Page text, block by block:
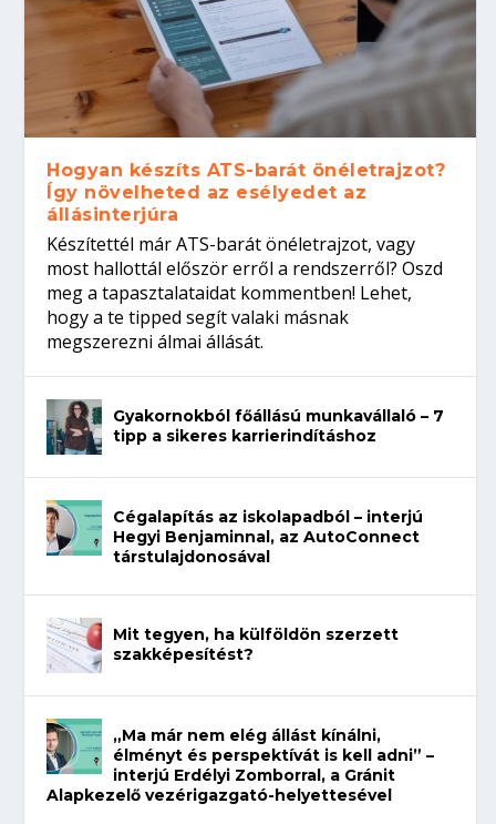
Hogyan készíts ATS-barát önéletrajzot?
Így növelheted az esélyedet az
állásinterjúra
Készítettél már ATS-barát önéletrajzot, vagy
most hallottál először erről a rendszerről? Oszd
meg a tapasztalataidat kommentben! Lehet,
hogy a te tipped segít valaki másnak
megszerezni álmai állását.
Gyakornokból főállású munkavállaló – 7
tipp a sikeres karrierindításhoz
Cégalapítás az iskolapadból – interjú
Hegyi Benjaminnal, az AutoConnect
társtulajdonosával
Mit tegyen, ha külföldön szerzett
szakképesítést?
„Ma már nem elég állást kínálni,
élményt és perspektívát is kell adni” –
interjú Erdélyi Zomborral, a Gránit
Alapkezelő vezérigazgató-helyettesével